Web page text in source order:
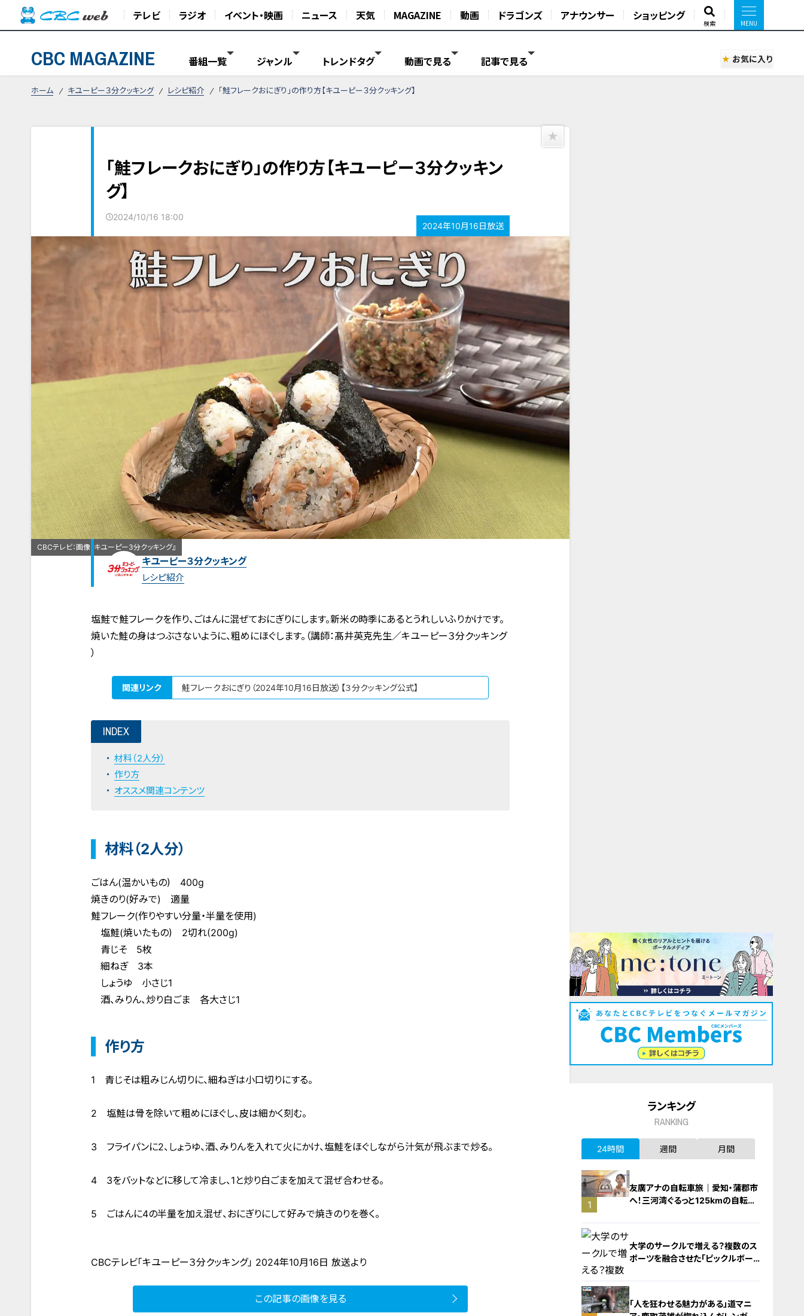
テレビ ラジオ イベント・映画 ニュース 天気 MAGAZINE 動画 ドラゴンズ アナウンサー ショッピング
検索
CBC MAGAZINE 番組一覧 ジャンル トレンドタグ 動画で見る 記事で見る お気に入り
ホーム キユーピー３分クッキング レシピ紹介 「鮭フレークおにぎり」の作り方【キユーピー３分クッキング】
「鮭フレークおにぎり」の作り方【キユーピー３分クッキン
グ】
2024/10/16 18:00
2024年10月16日放送
CBCテレビ：画像『キユーピー3分クッキング』
キユーピー３分クッキング
レシピ紹介
塩鮭で鮭フレークを作り、ごはんに混ぜておにぎりにします。新米の時季にあるとうれしいふりかけです。
焼いた鮭の身はつぶさないように、粗めにほぐします。（講師：髙井英克先生／キユーピー３分クッキング
）
関連リンク 鮭フレークおにぎり（2024年10月16日放送）【３分クッキング公式】
INDEX
材料（2人分）
作り方
オススメ関連コンテンツ
材料（2人分）
ごはん(温かいもの) 400g
焼きのり(好みで) 適量
鮭フレーク(作りやすい分量・半量を使用)
塩鮭(焼いたもの) 2切れ(200g)
青じそ 5枚
細ねぎ 3本
しょうゆ 小さじ1
酒、みりん、炒り白ごま 各大さじ1
作り方
1 青じそは粗みじん切りに、細ねぎは小口切りにする。
2 塩鮭は骨を除いて粗めにほぐし、皮は細かく刻む。
3 フライパンに2、しょうゆ、酒、みりんを入れて火にかけ、塩鮭をほぐしながら汁気が飛ぶまで炒る。
4 3をバットなどに移して冷まし、1と炒り白ごまを加えて混ぜ合わせる。
5 ごはんに4の半量を加え混ぜ、おにぎりにして好みで焼きのりを巻く。
CBCテレビ「キユーピー３分クッキング」 2024年10月16日 放送より
この記事の画像を見る
ランキング
RANKING
24時間 週間 月間
1
友廣アナの自転車旅｜愛知・蒲郡市
へ！三河湾ぐるっと125kmの自転車
大学のサークルで増える？複数のス
ポーツを融合させた「ピックルボー
「人を狂わせる魅力がある」道マニ